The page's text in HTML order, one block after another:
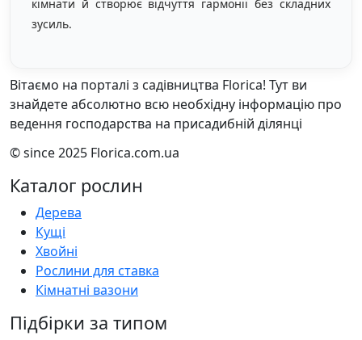
кімнати й створює відчуття гармонії без складних
зусиль.
Вітаємо на порталі з садівництва Florica! Тут ви
знайдете абсолютно всю необхідну інформацію про
ведення господарства на присадибній ділянці
© since 2025 Florica.com.ua
Каталог рослин
Дерева
Кущі
Хвойні
Рослини для ставка
Кімнатні вазони
Підбірки за типом